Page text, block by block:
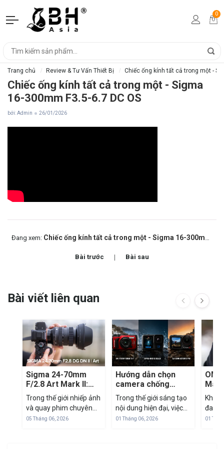
0
Trang chủ Review & Tư Vấn Thiết Bị Chiếc ống kính tất cả trong một -
Chiếc ống kính tất cả trong một - Sigma
16-300mm F3.5-6.7 DC OS
bởi: Admin 26/01/2026
Đang xem: Chiếc ống kính tất cả trong một - Sigma 16-300mm F3.5-6.7 DC OS
Bài trước Bài sau
Bài viết liên quan
Sigma 24-70mm
F/2.8 Art Mark II:
'Tiêu Cự Vàng' Để
Tác Nghiệp Trong
Mọi Tình Huống
Trong thế giới nhiếp ảnh
và quay phim chuyên
nghiệp, dải tiêu cự 24-
05 Tháng 06, 2026
Hướng dẫn chọn
camera chống
nước: TG-7 vs
GoPro vs DJI
Trong thế giới sáng tạo
nội dung hiện đại, việc
sở hữu một thiết bị nhỏ
01 Tháng 06, 2026
OM
M43
Khi
đang
đua
01